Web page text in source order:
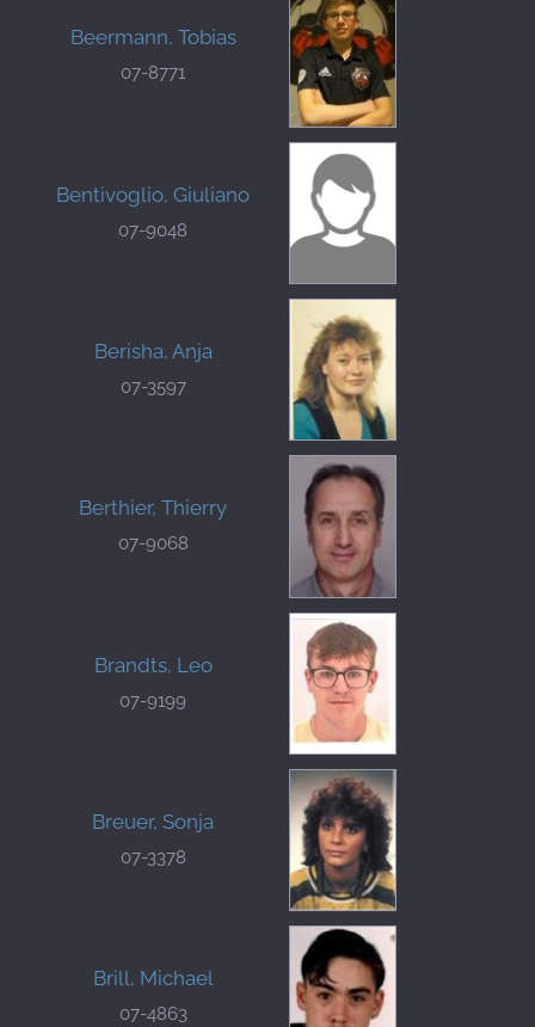
Beermann, Tobias
07-8771
Bentivoglio, Giuliano
07-9048
Berisha, Anja
07-3597
Berthier, Thierry
07-9068
Brandts, Leo
07-9199
Breuer, Sonja
07-3378
Brill, Michael
07-4863